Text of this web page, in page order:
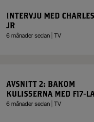
INTERVJU MED
JR
6 månader sedan | TV
AVSNITT 2: BAKOM
KULISSERNA MED F17-
6 månader sedan | TV